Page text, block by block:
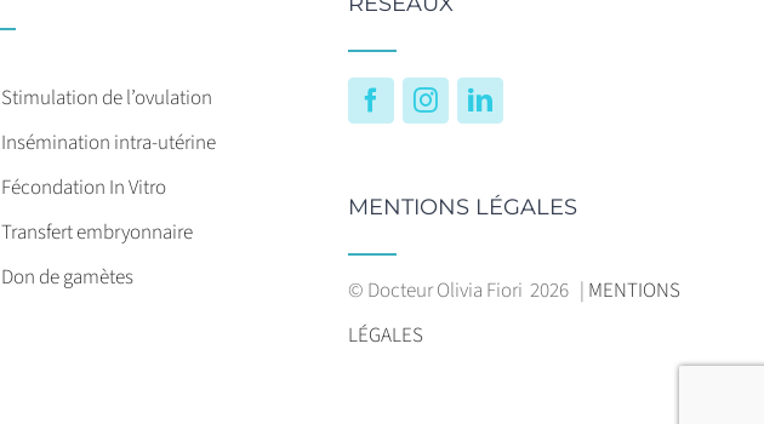
Stimulation de l’ovulation
Insémination intra-utérine
Fécondation In Vitro
Transfert embryonnaire
Don de gamètes
FacebookInstagramLinkedIn
MENTIONS LÉGALES
© Docteur Olivia Fiori2026 | MENTIONS
LÉGALES